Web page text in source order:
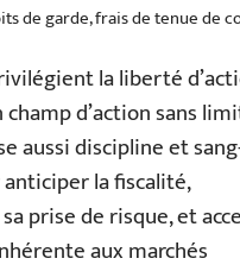
de garde, frais de tenue de
la liberté
d’action sans
aussi discipline et
la fiscalité,
prise de risque, et
aux marchés